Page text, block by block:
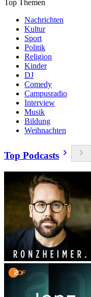
Top Themen
Nachrichten
Kultur
Sport
Politik
Religion
Kinder
DJ
Comedy
Campusradio
Interview
Musik
Bildung
Weihnachten
Top Podcasts